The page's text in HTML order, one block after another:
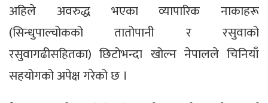
अहिले अवरुद्ध भएका व्यापारिक नाकाहरू
(सिन्धुपाल्चोकको तातोपानी र रसुवाको
रसुवागढीसहितका) छिटोभन्दा खोल्न नेपालले चिनियाँ
सहयोगको अपेक्ष गरेको छ ।